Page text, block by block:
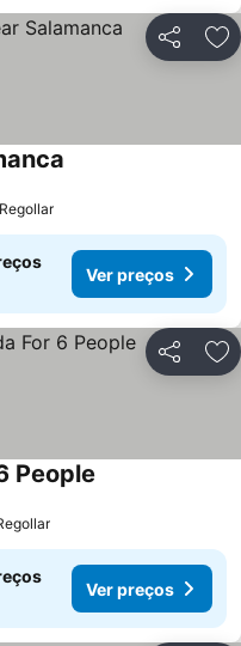
Partilhar
Ver preços
Partilhar
People
Ver preços